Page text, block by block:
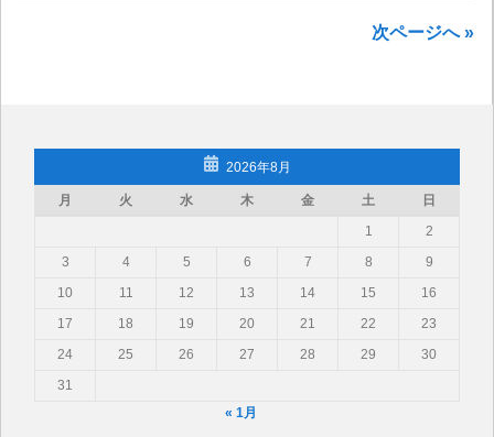
次ページへ »
2026年8月
月 火 水 木 金 土
日
1
2
3
4 5 6 7 8
9
10
11 12 13 14 15
16
17
18 19 20 21 22
23
24
25 26 27 28 29
30
31
« 1月